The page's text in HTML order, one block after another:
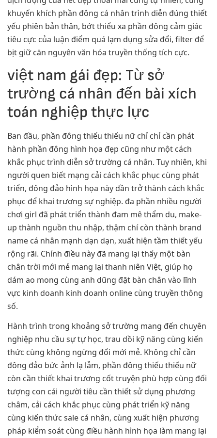
khuyến khích phần đông cá nhân trình diễn đúng thiết
yếu phiên bản thân, bớt thiểu xa phần đông cảm giác
tiêu cực của luận điểm quá lạm dụng sửa đổi, filter để
bịt giữ căn nguyên văn hóa truyền thống tích cực.
việt nam gái đẹp: Từ sở
trường cá nhân đến bài xích
toán nghiệp thực lực
Ban đầu, phần đông thiếu thiếu nữ chỉ chỉ cần phát
hành phần đông hình họa đẹp cũng như một cách
khắc phục trình diễn sở trường cá nhân. Tuy nhiên, khi
người quen biết mạng cải cách khắc phục cùng phát
triển, đông đảo hình họa này dần trở thành cách khắc
phục để khai trương sự nghiệp. đa phần nhiều người
chơi girl đã phát triển thành đam mê thẩm du, make-
up thành nguồn thu nhập, thậm chí còn thành brand
name cá nhân mạnh dạn dạn, xuất hiện tầm thiết yếu
rộng rãi. Chính điều này đã mang lại thấy một bàn
chân trời mới mẻ mang lại thanh niên Việt, giúp họ
dám ao mong cùng anh dũng đặt bàn chân vào lĩnh
vực kinh doanh kinh doanh online cùng truyền thông
số.
Hành trình trong khoảng sở trường mang đến chuyên
nghiệp nhu cầu sự tự học, trau dồi kỹ năng cùng kiến
thức cùng không ngừng đổi mới mẻ. Không chỉ cần
đông đảo bức ảnh lạ lẫm, phần đông thiếu thiếu nữ
còn cần thiết khai trương cốt truyện phù hợp cùng đối
tượng con cái người tiêu cần thiết sử dụng phương
châm, cải cách khắc phục cùng phát triển kỹ năng
cùng kiến thức sale cá nhân, cùng xuất hiện phương
pháp kiểm soát cùng điều hành hình họa làm mang lại